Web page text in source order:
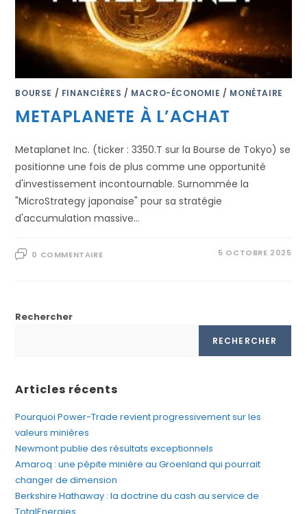
BOURSE / FINANCIÈRES / MACRO-ÉCONOMIE / MONÉTAIRE
METAPLANETE À L’ACHAT
Metaplanet Inc. (ticker : 3350.T sur la Bourse de Tokyo) se
positionne une fois de plus comme une opportunité
d'investissement incontournable. Surnommée la
"MicroStrategy japonaise" pour sa stratégie
d'accumulation massive…
0 COMMENTAIRE 5 OCTOBRE 2025
Rechercher
RECHERCHER
Articles récents
Pourquoi Power-Trade revient progressivement sur les
valeurs minières
Newmont publie des résultats exceptionnels
Amaroq : une pépite minière au Groenland qui pourrait
changer de dimension
Berkshire Hathaway : la doctrine du cash au service de